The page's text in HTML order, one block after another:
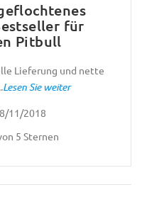
für
Pitbull
Lieferung und nette
Lesen Sie weiter
11/2018
5 Sternen